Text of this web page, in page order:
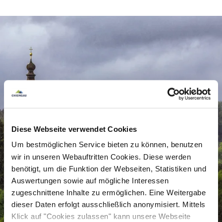
Diese Webseite verwendet Cookies
Um bestmöglichen Service bieten zu können, benutzen
wir in unseren Webauftritten Cookies. Diese werden
benötigt, um die Funktion der Webseiten, Statistiken und
Auswertungen sowie auf mögliche Interessen
zugeschnittene Inhalte zu ermöglichen. Eine Weitergabe
dieser Daten erfolgt ausschließlich anonymisiert. Mittels
Klick auf "Cookies zulassen" kann unsere Webseite
Der Eintritt ist frei!
Preisinformation
kostenlos